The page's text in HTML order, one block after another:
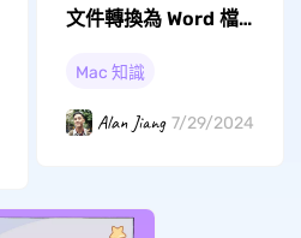
文件轉換為 Word 檔
Mac 知識
Alan Jiang 7/29/2024